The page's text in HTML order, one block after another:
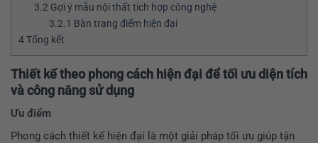
3.2Gợi ý mẫu nội thất tích hợp công nghệ
3.2.1 Bàn trang điểm hiện đại
4Tổng kết
Thiết kế theo phong cách hiện đại để tối ưu diện tích
và công năng sử dụng
Ưu điểm
Phong cách thiết kế hiện đại là một giải pháp tối ưu giúp tận